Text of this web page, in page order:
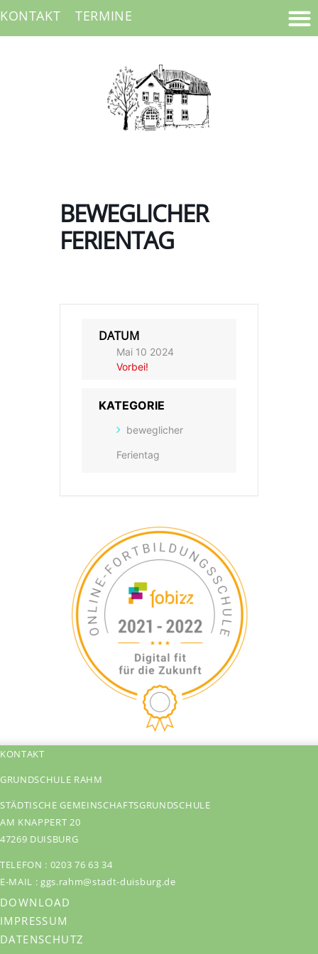
KONTAKT TERMINE
BEWEGLICHER
FERIENTAG
DATUM
Mai 10 2024
Vorbei!
KATEGORIE
beweglicher
Ferientag
KONTAKT
GRUNDSCHULE RAHM
STÄDTISCHE GEMEINSCHAFTSGRUNDSCHULE
AM KNAPPERT 20
47269 DUISBURG
TELEFON : 0203 76 63 34
E-MAIL :ggs.rahm@stadt-duisburg.de
DOWNLOAD
IMPRESSUM
DATENSCHUTZ